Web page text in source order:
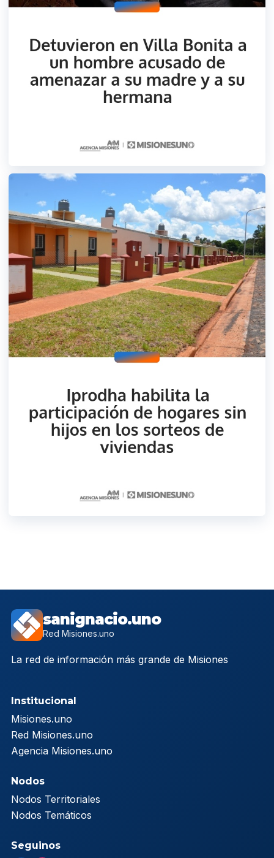
sanignacio.uno
Red Misiones.uno
La red de información más grande de Misiones
Institucional
Misiones.uno
Red Misiones.uno
Agencia Misiones.uno
Nodos
Nodos Territoriales
Nodos Temáticos
Seguinos